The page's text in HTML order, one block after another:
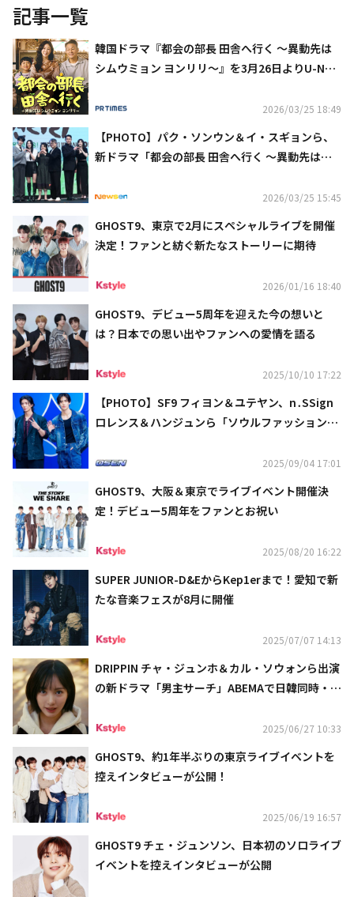
記事一覧
韓国ドラマ『都会の部長 田舎へ行く ～異動先は
シムウミョン ヨンリリ～』を3月26日よりU-NEX
題配信決定
2026/03/25 18:49
【PHOTO】パク・ソンウン＆イ・スギョンら、
新ドラマ「都会の部長 田舎へ行く ～異動先はシ
2026/03/25 15:45
GHOST9、東京で2月にスペシャルライブを開催
決定！ファンと紡ぐ新たなストーリーに期待
2026/01/16 18:40
GHOST9、デビュー5周年を迎えた今の想いと
は？日本での思い出やファンへの愛情を語る
2025/10/10 17:22
【PHOTO】SF9 フィヨン＆ユテヤン、n․SSign
ロレンス＆ハンジュンら「ソウルファッションウ
2025/09/04 17:01
GHOST9、大阪＆東京でライブイベント開催決
定！デビュー5周年をファンとお祝い
2025/08/20 16:22
SUPER JUNIOR-D&EからKep1erまで！愛知で新
たな音楽フェスが8月に開催
2025/07/07 14:13
DRIPPIN チャ・ジュンホ＆カル・ソウォンら出演
の新ドラマ「男主サーチ」ABEMAで日韓同時・独
2025/06/27 10:33
GHOST9、約1年半ぶりの東京ライブイベントを
控えインタビューが公開！
2025/06/19 16:57
GHOST9 チェ・ジュンソン、日本初のソロライブ
イベントを控えインタビューが公開